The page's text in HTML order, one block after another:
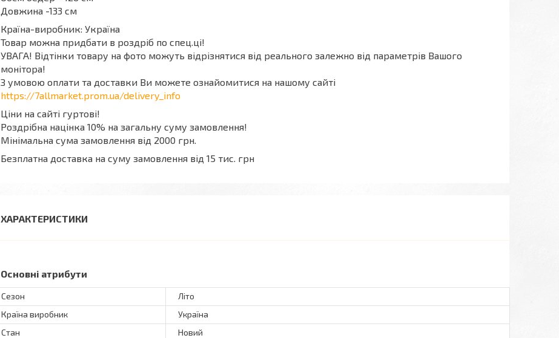
Довжина -133 см
Країна-виробник: Україна
Товар можна придбати в роздріб по спец.ці!
УВАГА! Відтінки товару на фото можуть відрізнятися від реального залежно від параметрів Вашого
монітора!
З умовою оплати та доставки Ви можете ознайомитися на нашому сайті
https://7allmarket.prom.ua/delivery_info
Ціни на сайті гуртові!
Роздрібна націнка 10% на загальну суму замовлення!
Мінімальна сума замовлення від 2000 грн.
Безплатна доставка на суму замовлення від 15 тис. грн
ХАРАКТЕРИСТИКИ
Основні атрибути
Сезон
Літо
Країна виробник
Україна
Стан
Новий